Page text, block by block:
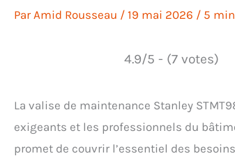
Par Amid Rousseau / 19 mai 2026 / 5
4.9/5 - (7 votes)
La valise de maintenance Stanley
exigeants et les professionnels du
promet de couvrir l’essentiel des